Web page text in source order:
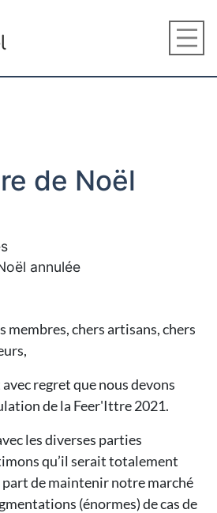
de Noël
annulée
membres, chers artisans, chers
avec regret que nous devons
de la Feer'Ittre 2021.
les diverses parties
qu’il serait totalement
de maintenir notre marché
(énormes) de cas de